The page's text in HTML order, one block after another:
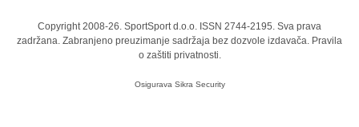
Copyright 2008-26. SportSport d.o.o. ISSN 2744-2195. Sva prava
zadržana. Zabranjeno preuzimanje sadržaja bez dozvole izdavača. Pravila
o zaštiti privatnosti.
Osigurava Sikra Security